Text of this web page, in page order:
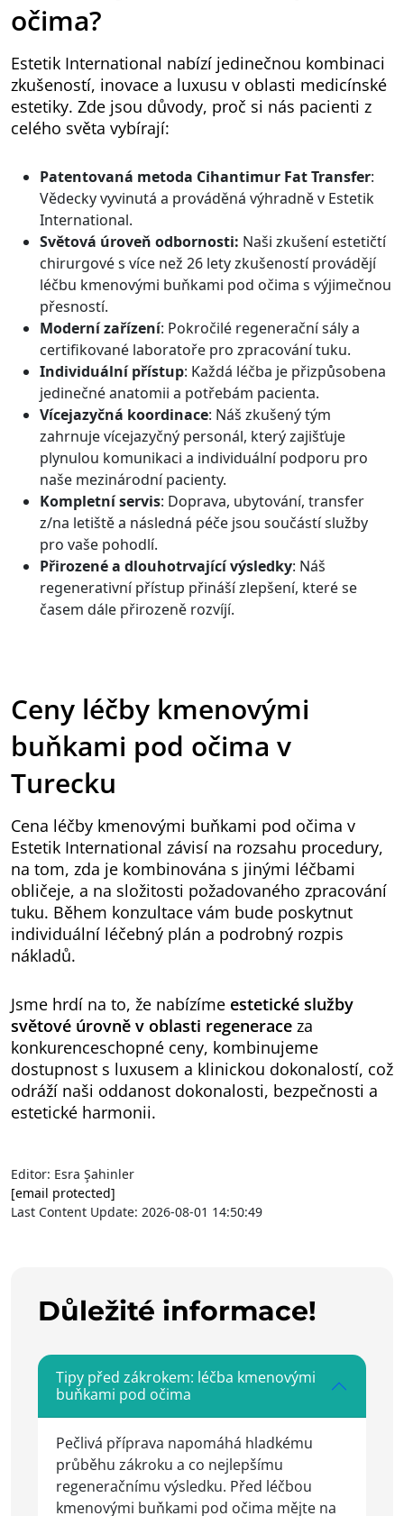
očima?
Estetik International nabízí jedinečnou kombinaci
zkušeností, inovace a luxusu v oblasti medicínské
estetiky. Zde jsou důvody, proč si nás pacienti z
celého světa vybírají:
Patentovaná metoda Cihantimur Fat Transfer:
Vědecky vyvinutá a prováděná výhradně v Estetik
International.
Světová úroveň odbornosti: Naši zkušení estetičtí
chirurgové s více než 26 lety zkušeností provádějí
léčbu kmenovými buňkami pod očima s výjimečnou
přesností.
Moderní zařízení: Pokročilé regenerační sály a
certifikované laboratoře pro zpracování tuku.
Individuální přístup: Každá léčba je přizpůsobena
jedinečné anatomii a potřebám pacienta.
Vícejazyčná koordinace: Náš zkušený tým
zahrnuje vícejazyčný personál, který zajišťuje
plynulou komunikaci a individuální podporu pro
naše mezinárodní pacienty.
Kompletní servis: Doprava, ubytování, transfer
z/na letiště a následná péče jsou součástí služby
pro vaše pohodlí.
Přirozené a dlouhotrvající výsledky: Náš
regenerativní přístup přináší zlepšení, které se
časem dále přirozeně rozvíjí.
Ceny léčby kmenovými
buňkami pod očima v
Turecku
Cena léčby kmenovými buňkami pod očima v
Estetik International závisí na rozsahu procedury,
na tom, zda je kombinována s jinými léčbami
obličeje, a na složitosti požadovaného zpracování
tuku. Během konzultace vám bude poskytnut
individuální léčebný plán a podrobný rozpis
nákladů.
Jsme hrdí na to, že nabízíme estetické služby
světové úrovně v oblasti regenerace za
konkurenceschopné ceny, kombinujeme
dostupnost s luxusem a klinickou dokonalostí, což
odráží naši oddanost dokonalosti, bezpečnosti a
estetické harmonii.
Editor: Esra Şahinler
[email protected]
Last Content Update: 2026-08-01 14:50:49
Důležité informace!
Tipy před zákrokem: léčba kmenovými
buňkami pod očima
Pečlivá příprava napomáhá hladkému
průběhu zákroku a co nejlepšímu
regeneračnímu výsledku. Před léčbou
kmenovými buňkami pod očima mějte na